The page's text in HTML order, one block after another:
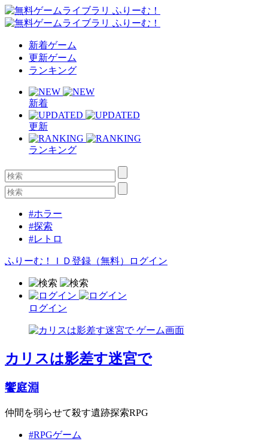
新着ゲーム
更新ゲーム
ランキング
新着
更新
ランキング
#ホラー
#探索
#レトロ
ふりーむ！ＩＤ登録（無料） ログイン
ログイン
カリスは影差す迷宮で
饗庭淵
仲間を弱らせて殺す遺跡探索RPG
#RPGゲーム